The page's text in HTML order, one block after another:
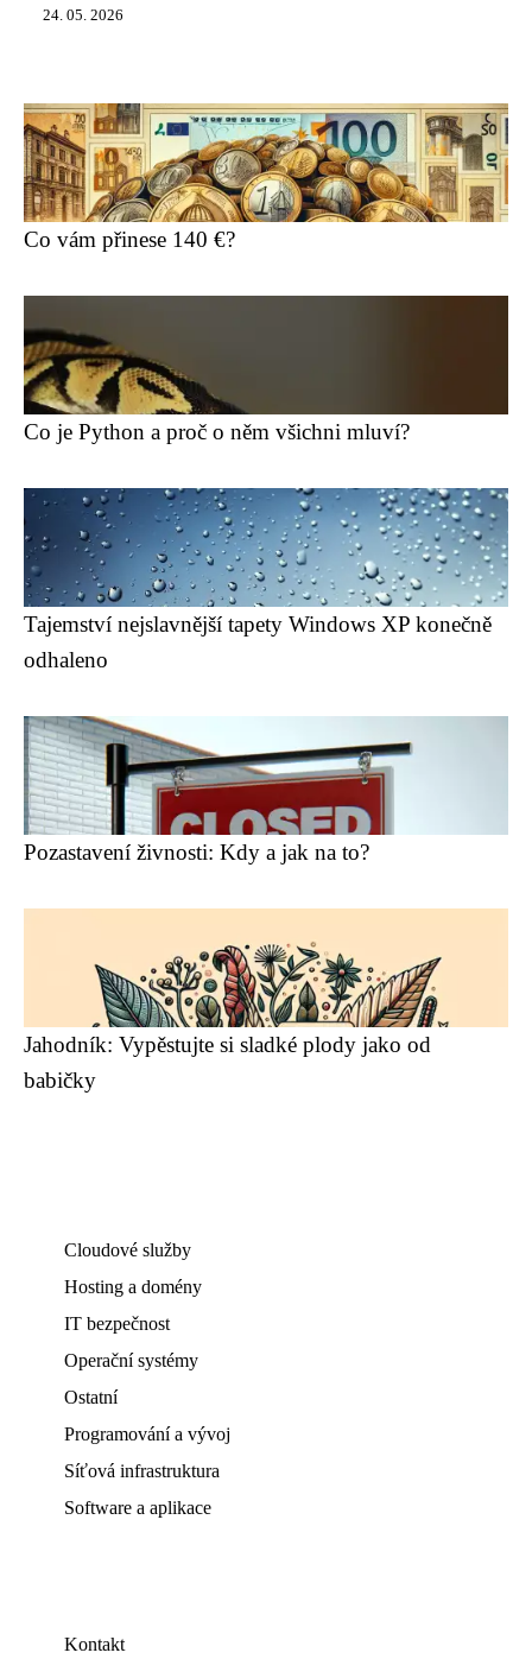
24. 05. 2026
Co vám přinese 140 €?
Co je Python a proč o něm všichni mluví?
Tajemství nejslavnější tapety Windows XP konečně
odhaleno
Pozastavení živnosti: Kdy a jak na to?
Jahodník: Vypěstujte si sladké plody jako od
babičky
Cloudové služby
Hosting a domény
IT bezpečnost
Operační systémy
Ostatní
Programování a vývoj
Síťová infrastruktura
Software a aplikace
Kontakt